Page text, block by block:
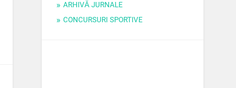
ARHIVĂ JURNALE
CONCURSURI SPORTIVE